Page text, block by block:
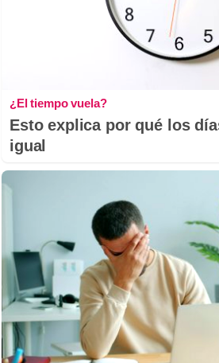
¿El tiempo vuela?
Esto explica por qué los
igual